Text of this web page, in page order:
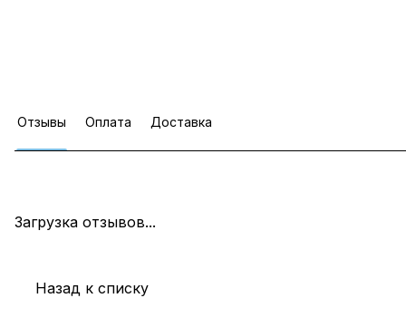
Отзывы Оплата Доставка
Загрузка отзывов...
Назад к списку